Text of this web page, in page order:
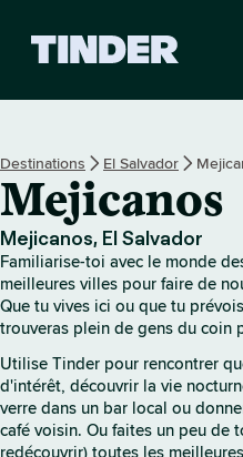
i
l
T
i
n
d
e
r
Destinations El Salvador
Mejicanos
Mejicanos, El Salvador
Familiarise-toi avec le monde
meilleures villes pour faire de
Que tu vives ici ou que tu
trouveras plein de gens du coin
Utilise Tinder pour rencontrer
d'intérêt, découvrir la vie
verre dans un bar local ou
café voisin. Ou faites un peu de
redécouvrir) toutes les